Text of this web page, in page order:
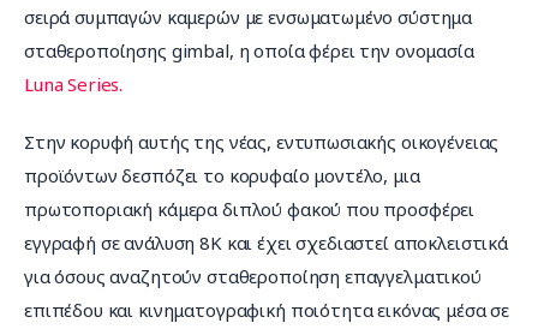
σειρά συμπαγών καμερών με ενσωματωμένο σύστημα
σταθεροποίησης gimbal, η οποία φέρει την ονομασία
Luna Series.
Στην κορυφή αυτής της νέας, εντυπωσιακής οικογένειας
προϊόντων δεσπόζει το κορυφαίο μοντέλο, μια
πρωτοποριακή κάμερα διπλού φακού που προσφέρει
εγγραφή σε ανάλυση 8K και έχει σχεδιαστεί αποκλειστικά
για όσους αναζητούν σταθεροποίηση επαγγελματικού
επιπέδου και κινηματογραφική ποιότητα εικόνας μέσα σε